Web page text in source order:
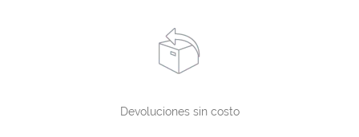
Devoluciones sin costo